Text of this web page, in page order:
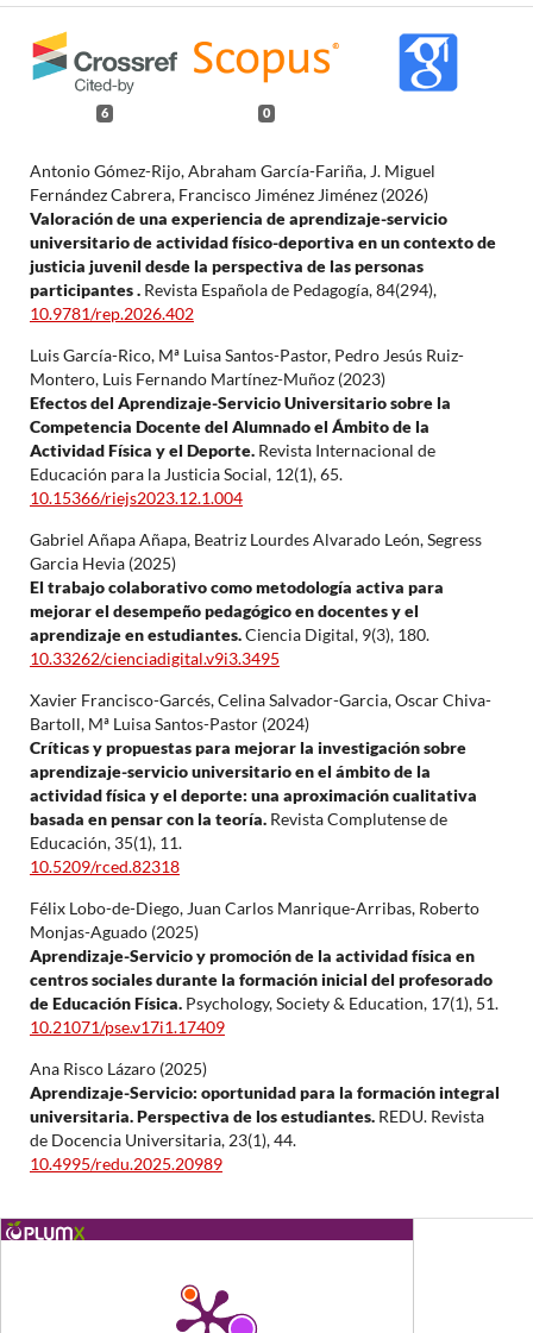
6 0
Antonio Gómez-Rijo, Abraham García-Fariña, J. Miguel
Fernández Cabrera, Francisco Jiménez Jiménez (2026)
Valoración de una experiencia de aprendizaje-servicio
universitario de actividad físico-deportiva en un contexto de
justicia juvenil desde la perspectiva de las personas
participantes . Revista Española de Pedagogía,84(294),
10.9781/rep.2026.402
Luis García-Rico, Mª Luisa Santos-Pastor, Pedro Jesús Ruiz-
Montero, Luis Fernando Martínez-Muñoz (2023)
Efectos del Aprendizaje-Servicio Universitario sobre la
Competencia Docente del Alumnado el Ámbito de la
Actividad Física y el Deporte. Revista Internacional de
Educación para la Justicia Social, 12(1),65.
10.15366/riejs2023.12.1.004
Gabriel Añapa Añapa, Beatriz Lourdes Alvarado León, Segress
Garcia Hevia (2025)
El trabajo colaborativo como metodología activa para
mejorar el desempeño pedagógico en docentes y el
aprendizaje en estudiantes.Ciencia Digital, 9(3), 180.
10.33262/cienciadigital.v9i3.3495
Xavier Francisco-Garcés, Celina Salvador-Garcia, Oscar Chiva-
Bartoll, Mª Luisa Santos-Pastor (2024)
Críticas y propuestas para mejorar la investigación sobre
aprendizaje-servicio universitario en el ámbito de la
actividad física y el deporte: una aproximación cualitativa
basada en pensar con la teoría. Revista Complutense de
Educación, 35(1), 11.
10.5209/rced.82318
Félix Lobo-de-Diego, Juan Carlos Manrique-Arribas, Roberto
Monjas-Aguado (2025)
Aprendizaje-Servicio y promoción de la actividad física en
centros sociales durante la formación inicial del profesorado
de Educación Física. Psychology, Society & Education, 17(1), 51.
10.21071/pse.v17i1.17409
Ana Risco Lázaro (2025)
Aprendizaje-Servicio: oportunidad para la formación integral
universitaria. Perspectiva de los estudiantes. REDU. Revista
de Docencia Universitaria,23(1),44.
10.4995/redu.2025.20989